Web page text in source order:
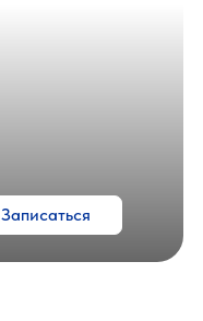
Записаться